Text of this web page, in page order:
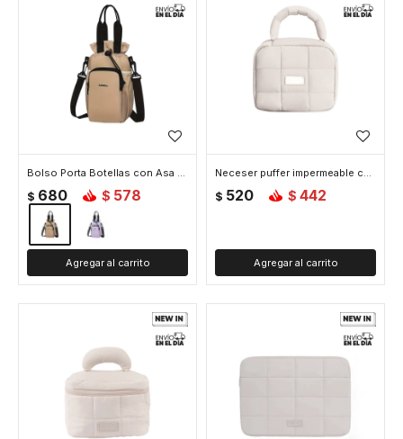
Bolso Porta Botellas con Asa y Bolsillos de Viaje - Beige
$ 680 $ 578
Neceser puffer impermeable con asa - Beige
$ 520 $ 442